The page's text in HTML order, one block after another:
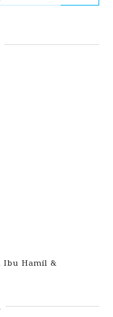
Ibu Hamil &